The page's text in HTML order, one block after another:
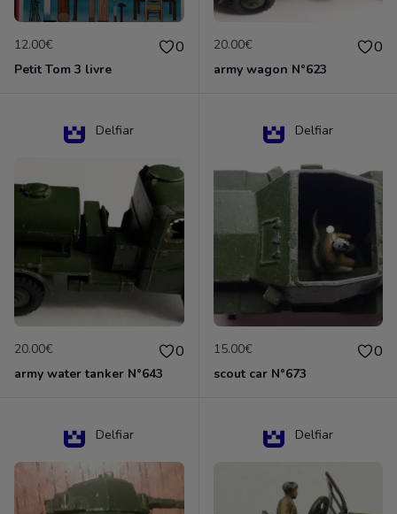
12.00€ 0
Petit Tom 3 livre
20.00€ 0
army wagon N°623
Delfiar
20.00€ 0
army water tanker N°643
Delfiar
15.00€ 0
scout car N°673
Delfiar Delfiar